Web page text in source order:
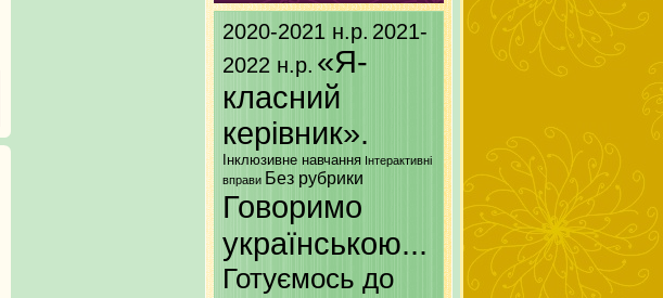
2020-2021 н.р. 2021-
2022 н.р. «Я-
класний
керівник».
Інклюзивне навчання Інтерактивні
вправи Без рубрики
Говоримо
українською...
Готуємось до